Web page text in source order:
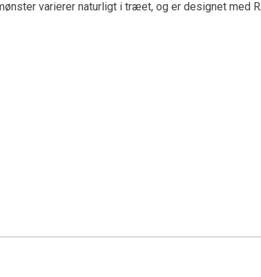
varierer naturligt i træet, og er designet med